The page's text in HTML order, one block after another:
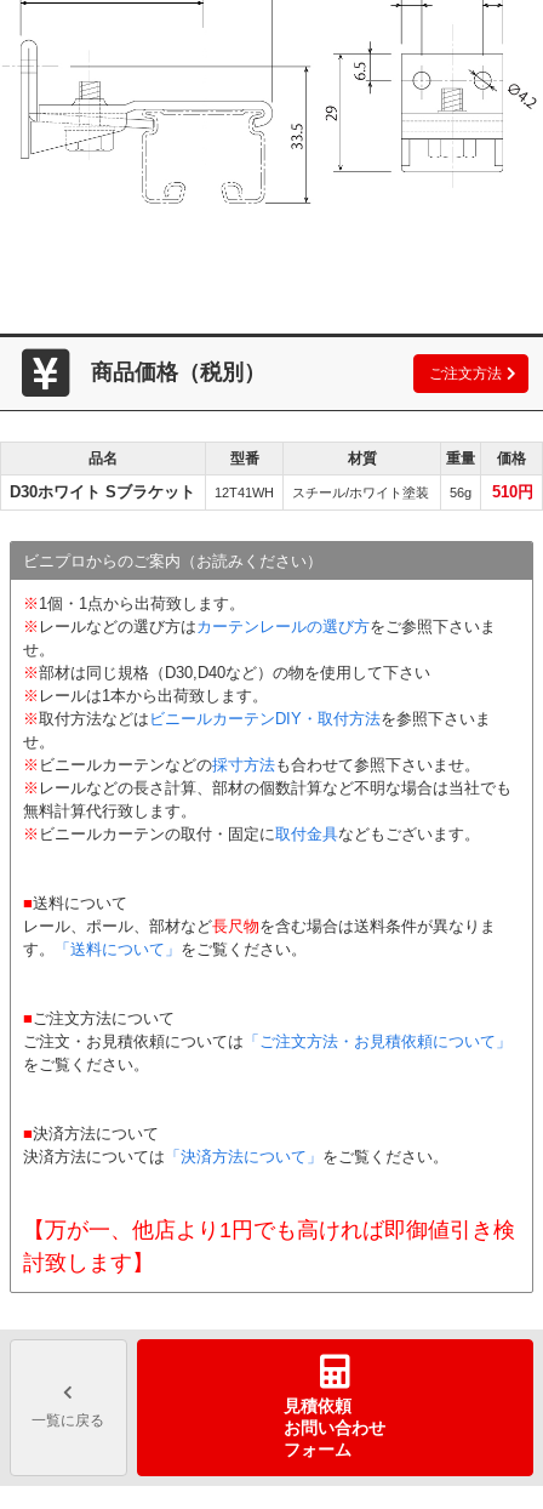
商品価格（税別） ご注文方法
品名 型番 材質 重量 価格
D30ホワイト Sブラケット 12T41WH スチール/ホワイト塗装 56g 510円
ビニプロからのご案内（お読みください）
※ 1個・1点から出荷致します。
※ レールなどの選び方はカーテンレールの選び方をご参照下さいま
せ。
※部材は同じ規格（D30,D40など）の物を使用して下さい
※ レールは1本から出荷致します。
※取付方法などは ビニールカーテンDIY・取付方法を参照下さいま
せ。
※ ビニールカーテンなどの採寸方法も合わせて参照下さいませ。
※ レールなどの長さ計算、部材の個数計算など不明な場合は当社でも
無料計算代行致します。
※ ビニールカーテンの取付・固定に取付金具などもございます。
■送料について
レール、ポール、部材など長尺物を含む場合は送料条件が異なりま
す。
「送料について」 をご覧ください。
■ ご注文方法について
ご注文・お見積依頼については 「ご注文方法・お見積依頼について」
をご覧ください。
■決済方法について
決済方法については 「決済方法について」 をご覧ください。
【万が一、他店より1円でも高ければ即御値引き検
討致します】
一覧に戻る
見積依頼
お問い合わせ
フォーム